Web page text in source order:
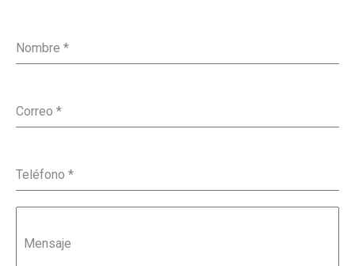
Nombre *
Correo *
Teléfono *
Mensaje